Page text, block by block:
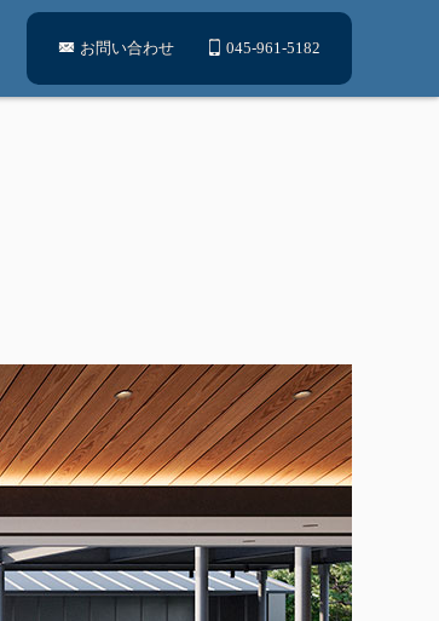
お問い合わせ 045-961-5182